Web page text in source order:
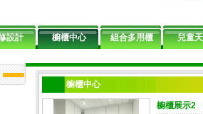
設計 櫥櫃中心 組合多用櫃 兒童
櫥櫃中心
櫥櫃展示2